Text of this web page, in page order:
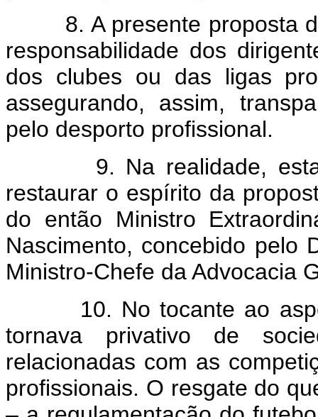
8. A presente proposta de
responsabilidade dos
dos clubes ou das ligas
assegurando, assim,
pelo desporto profissional.
9. Na realidade, esta
restaurar o espírito da
do então Ministro
Nascimento, concebido pelo
Ministro-Chefe da Advocacia
10. No tocante ao
tornava privativo de
relacionadas com as
profissionais. O resgate do